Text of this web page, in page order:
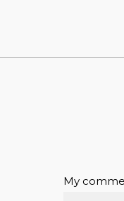
My